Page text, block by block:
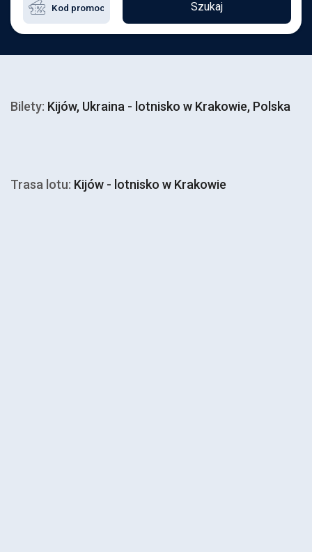
Szukaj
Bilety: Kijów, Ukraina - lotnisko w Krakowie, Polska
Trasa lotu: Kijów - lotnisko w Krakowie